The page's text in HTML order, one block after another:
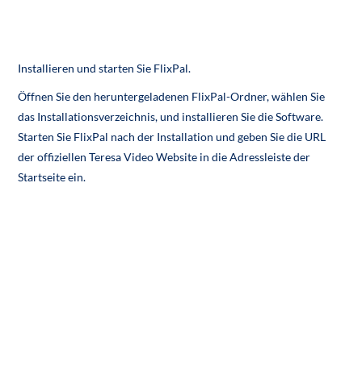
Installieren und starten Sie FlixPal.
Öffnen Sie den heruntergeladenen FlixPal-Ordner, wählen Sie
das Installationsverzeichnis, und installieren Sie die Software.
Starten Sie FlixPal nach der Installation undgeben Sie die URL
deroffiziellen Teresa Video Website in die Adressleiste der
Startseiteein.